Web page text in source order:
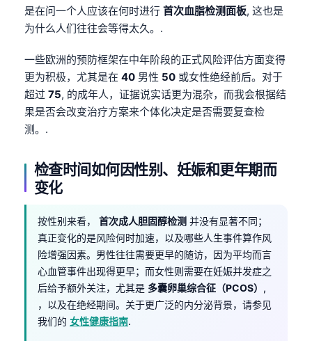
是在问一个人应该在何时进行 首次血脂检测面板, 这也是
为什么人们往往会等得太久。.
一些欧洲的预防框架在中年阶段的正式风险评估方面变得
更为积极，尤其是在 40 男性 50 或女性绝经前后。对于
超过 75, 的成年人，证据说实话更为混杂，而我会根据结
果是否会改变治疗方案来个体化决定是否需要复查检
测。.
检查时间如何因性别、妊娠和更年期而
变化
按性别来看， 首次成人胆固醇检测 并没有显著不同；
真正变化的是风险何时加速，以及哪些人生事件算作风
险增强因素。男性往往需要更早的随访，因为平均而言
心血管事件出现得更早；而女性则需要在妊娠并发症之
后给予额外关注，尤其是 多囊卵巢综合征（PCOS） ,
，以及在绝经期间。关于更广泛的内分泌背景，请参见
我们的 女性健康指南.